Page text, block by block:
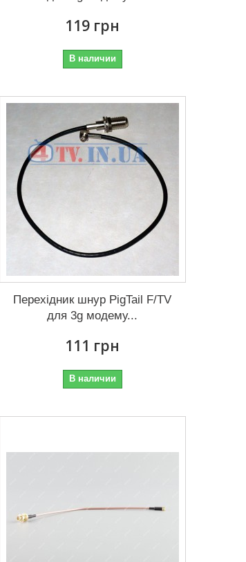
119 грн
В наличии
Перехідник шнур PigTail F/TV
для 3g модему...
111 грн
В наличии